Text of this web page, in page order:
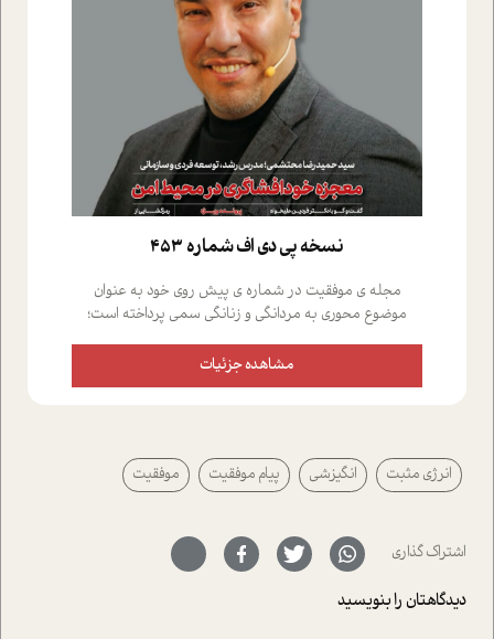
نسخه پي دي اف شماره 453
مجله ی موفقیت در شماره ی پیش روی خود به عنوان
موضوع محوری به مردانگی و زنانگی سمی پرداخته است؛
علیخواه، جامعه شناس در بخش های مختلف تلاش کرده ایم
از دریچه های گوناگون به این موضوع مهم بپردازیم.فصل
پیرامون آن آشنا می کند.در بخش دو فنجان داغ به سراغ افرادی
رفته ایم که موفقیت را در عمل به اثبات رسانده اند؛ سید
حمیدرضا محتشمی که بیست و پنجمین سال فعالیت حرفه
سر نهاده است و نیز کرامت عزیز زاده؛ سفیر صلح و دوستی که
با رکاب زدن در بیش از هفتاد کشور و کاشتن درخت، به نماد
حمایت از محیط زیست و منابع طبیعی تبدیل گشته
است.فصل روایت اجنبی ها در این شماره به دو موضوع
مشاهده جزئیات
انرژی مثبت انگیزشی پیام موفقیت موفقیت
اشتراک گذاری
دیدگاهتان را بنویسید